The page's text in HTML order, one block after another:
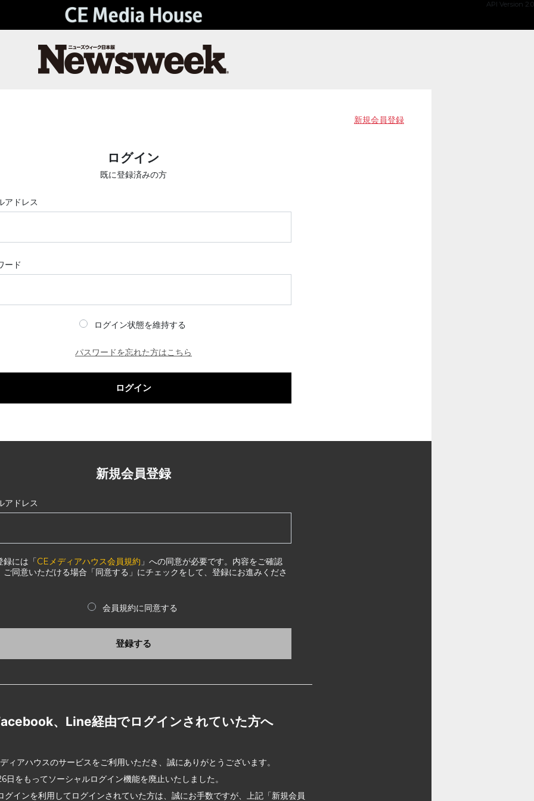
API Version 2.0
新規会員登録
ログイン
既に登録済みの方
アドレス
ード
ログイン状態を維持する
パスワードを忘れた方はこちら
ログイン
新規会員登録
アドレス
録には「CEメディアハウス会員規約 」への同意が必要です。内容をご確認
ご同意いただける場合「同意する」にチェックをして、登録にお進みくださ
会員規約に同意する
登録する
、Line経由でログインされていた方へ
ィアハウスのサービスをご利用いただき、誠にありがとうございます。
日をもってソーシャルログイン機能を廃止いたしました。
グインを利用してログインされていた方は、誠にお手数ですが、上記「新規会員